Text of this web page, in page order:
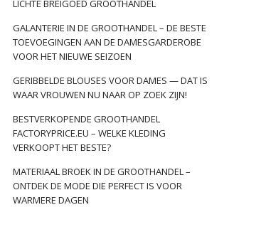
LICHTE BREIGOED GROOTHANDEL
GALANTERIE IN DE GROOTHANDEL – DE BESTE
TOEVOEGINGEN AAN DE DAMESGARDEROBE
VOOR HET NIEUWE SEIZOEN
GERIBBELDE BLOUSES VOOR DAMES — DAT IS
WAAR VROUWEN NU NAAR OP ZOEK ZIJN!
BESTVERKOPENDE GROOTHANDEL
FACTORYPRICE.EU – WELKE KLEDING
VERKOOPT HET BESTE?
MATERIAAL BROEK IN DE GROOTHANDEL –
ONTDEK DE MODE DIE PERFECT IS VOOR
WARMERE DAGEN